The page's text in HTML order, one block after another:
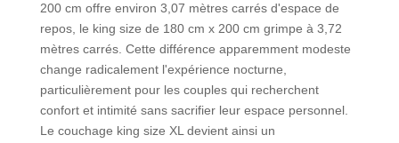
200 cm offre environ 3,07 mètres carrés d'espace de
repos, le king size de 180 cm x 200 cm grimpe à 3,72
mètres carrés. Cette différence apparemment modeste
change radicalement l'expérience nocturne,
particulièrement pour les couples qui recherchent
confort et intimité sans sacrifier leur espace personnel.
Le couchage king size XL devient ainsi un